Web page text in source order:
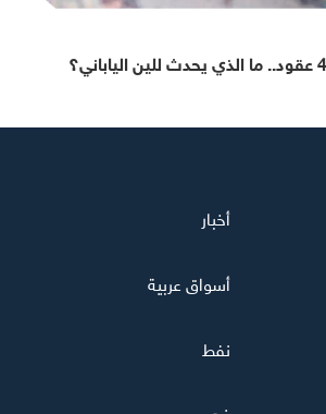
أخبار
أسواق عربية
نفط